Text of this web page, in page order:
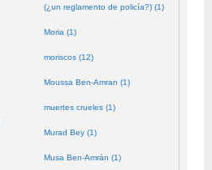
(¿un reglamento de policía?) (1)
Moria (1)
moriscos (12)
Moussa Ben-Amran (1)
muertes crueles (1)
Murad Bey (1)
Musa Ben-Amrán (1)